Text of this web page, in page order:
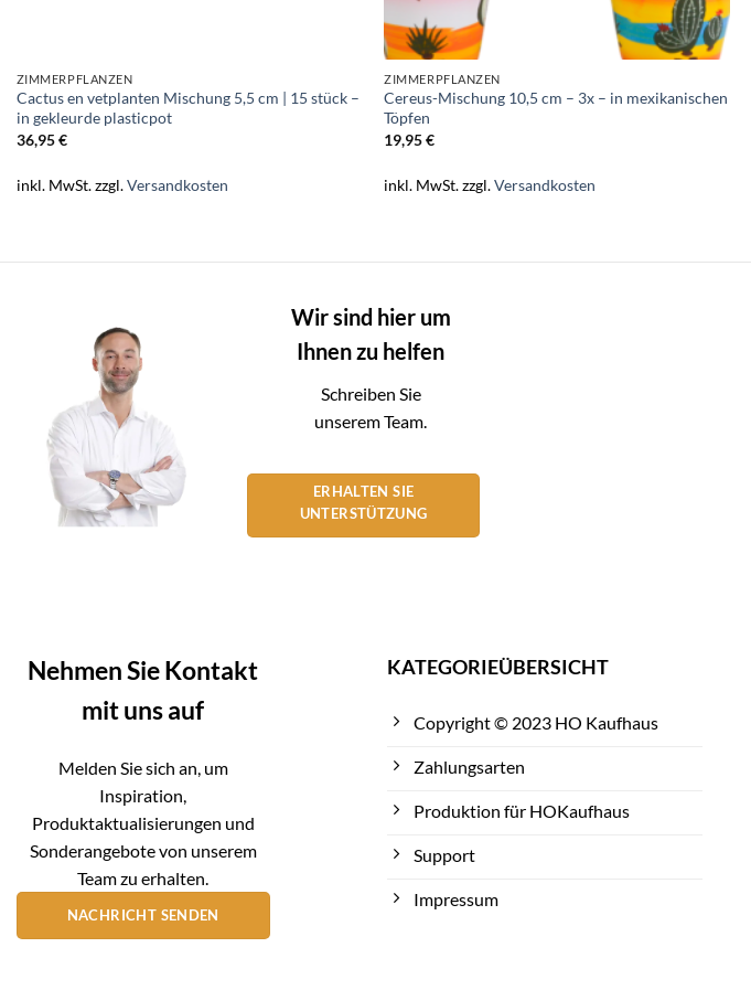
ZIMMERPFLANZEN
Cactus en vetplanten Mischung 5,5 cm | 15 stück –
in gekleurde plasticpot
36,95€
inkl. MwSt.zzgl.Versandkosten
ZIMMERPFLANZEN
Cereus-Mischung 10,5 cm – 3x – in mexikanischen
Töpfen
19,95€
inkl. MwSt.zzgl.Versandkosten
Wir sind hier um
Ihnen zu helfen
Schreiben Sie
unserem Team.
ERHALTEN SIE
UNTERSTÜTZUNG
Nehmen Sie Kontakt
mit uns auf
Melden Sie sich an, um
Inspiration,
Produktaktualisierungen und
Sonderangebote von unserem
Team zu erhalten.
NACHRICHT SENDEN
KATEGORIEÜBERSICHT
Copyright © 2023 HO Kaufhaus
Zahlungsarten
Produktion für HOKaufhaus
Support
Impressum